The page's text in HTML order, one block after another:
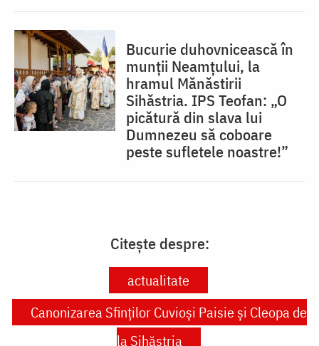
Bucurie duhovnicească în
munții Neamțului, la
hramul Mănăstirii
Sihăstria. IPS Teofan: „O
picătură din slava lui
Dumnezeu să coboare
peste sufletele noastre!”
Citește despre:
actualitate
Canonizarea Sfinților Cuvioși Paisie și Cleopa de
la Sihăstria